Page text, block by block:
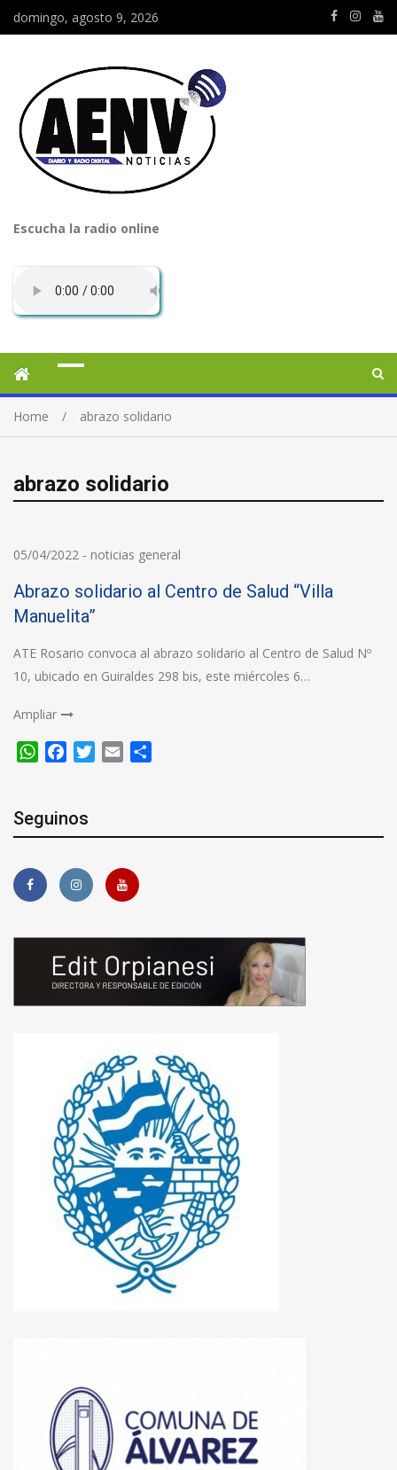
domingo, agosto 9, 2026
Escucha la radio online
Home abrazo solidario
abrazo solidario
05/04/2022 - noticias general
Abrazo solidario al Centro de Salud “Villa
Manuelita”
ATE Rosario convoca al abrazo solidario al Centro de Salud Nº
10, ubicado en Guiraldes 298 bis, este miércoles 6…
Ampliar
WhatsApp
FacebookTwitter
Email
Seguinos